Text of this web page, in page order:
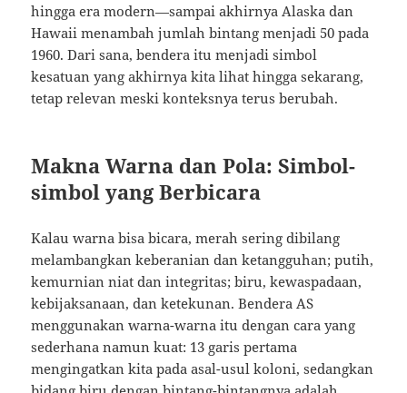
hingga era modern—sampai akhirnya Alaska dan
Hawaii menambah jumlah bintang menjadi 50 pada
1960. Dari sana, bendera itu menjadi simbol
kesatuan yang akhirnya kita lihat hingga sekarang,
tetap relevan meski konteksnya terus berubah.
Makna Warna dan Pola: Simbol-
simbol yang Berbicara
Kalau warna bisa bicara, merah sering dibilang
melambangkan keberanian dan ketangguhan; putih,
kemurnian niat dan integritas; biru, kewaspadaan,
kebijaksanaan, dan ketekunan. Bendera AS
menggunakan warna-warna itu dengan cara yang
sederhana namun kuat: 13 garis pertama
mengingatkan kita pada asal-usul koloni, sedangkan